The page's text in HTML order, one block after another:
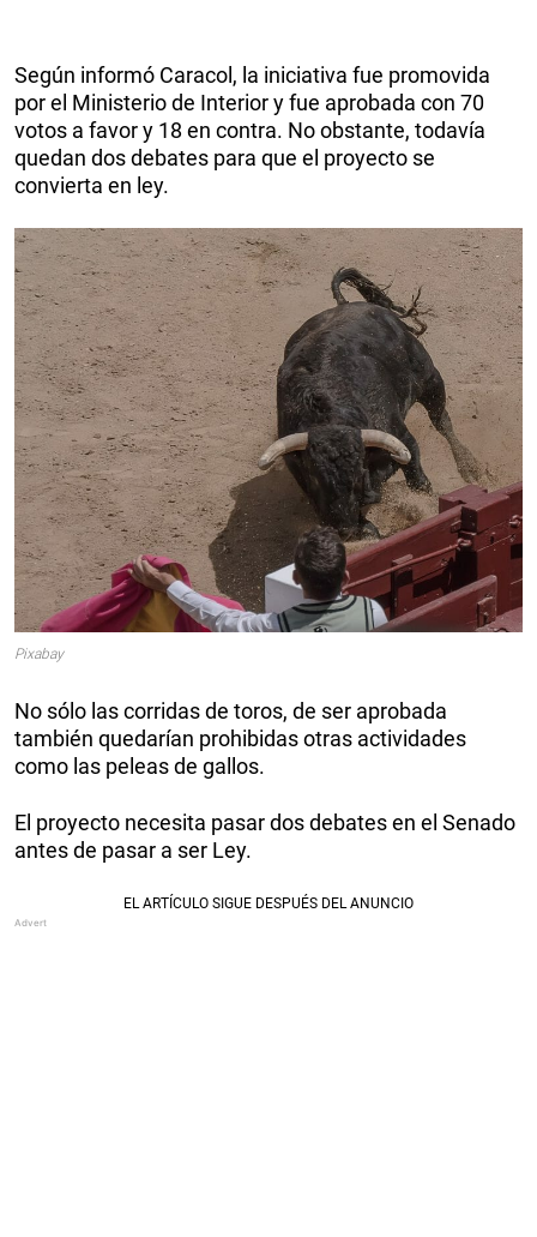
Según informó Caracol, la iniciativa fue promovida
por el Ministerio de Interior y fue aprobada con 70
votos a favor y 18 en contra. No obstante, todavía
quedan dos debates para que el proyecto se
convierta en ley.
Pixabay
No sólo las corridas de toros, de ser aprobada
también quedarían prohibidas otras actividades
como las peleas de gallos.
El proyecto necesita pasar dos debates en el Senado
antes de pasar a ser Ley.